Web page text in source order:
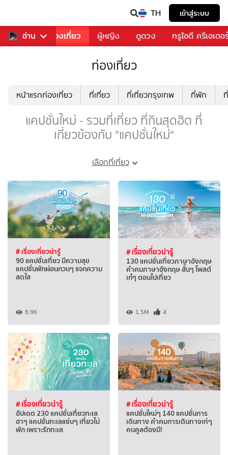
TH เข้าสู่ระบบ
อ่าน
อาหาร ท่องเที่ยว ผู้หญิง ดูดวง ทรูไอดี ครีเอเตอ
ท่องเที่ยว
หน้าแรกท่องเที่ยว ที่เที่ยว ที่เที่ยวกรุงเทพ ที่พัก
แคปชั่นใหม่ - รวมที่เที่ยว ที่กินสุดฮิต ที่
เกี่ยวข้องกับ "แคปชั่นใหม่"
เลือกที่เที่ยว
# เรื่องเที่ยวน่ารู้
90 แคปชั่นเที่ยว มีความสุข
แคปชั่นพักผ่อนกวนๆ แจกความ
สดใส
8.9K
# เรื่องเที่ยวน่ารู้
130 แคปชั่นเที่ยวภาษาอังกฤษ
คำคมภาษาอังกฤษ สั้นๆ โพสต์
เก๋ๆ ตอนไปเที่ยว
1.5M 4
# เรื่องเที่ยวน่ารู้
อัปเดต 230 แคปชั่นเที่ยวทะเล
ฮาๆ แคปชั่นทะเลแซ่บๆ เที่ยวไม่
พัก เพราะรักทะเล
# เรื่องเที่ยวน่ารู้
แคปชั่นใหม่ๆ 140 แคปชั่นการ
เดินทาง คำคมการเดินทางเท่ๆ
คนคูลต้องมี!